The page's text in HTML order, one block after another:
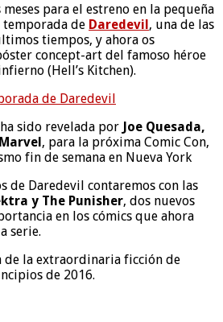
para el estreno en la pequeña
temporada de Daredevil, una de las
tiempos, y ahora os
concept-art del famoso héroe
(Hell’s Kitchen).
sido revelada por Joe Quesada,
, para la próxima Comic Con,
fin de semana en Nueva York
de Daredevil contaremos con las
y The Punisher, dos nuevos
en los cómics que ahora
serie.
de la extraordinaria ficción de
de 2016.